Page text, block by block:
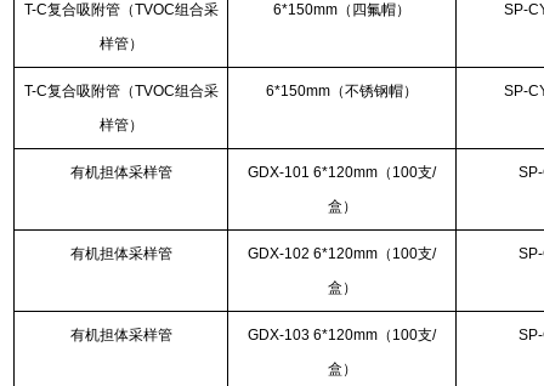
T-C复合吸附管（TVOC组合采
样管）
6*150mm（四氟帽） SP-
T-C复合吸附管（TVOC组合采
样管）
6*150mm（不锈钢帽） SP-
有机担体采样管
GDX-101 6*120mm（100支/
盒）
有机担体采样管
GDX-102 6*120mm（100支/
盒）
有机担体采样管
GDX-103 6*120mm（100支/
盒）